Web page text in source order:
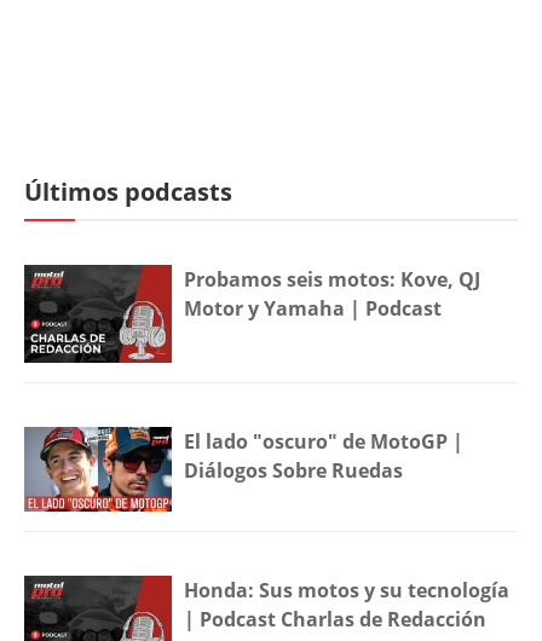
Últimos podcasts
Probamos seis motos: Kove, QJ
Motor y Yamaha | Podcast
El lado "oscuro" de MotoGP |
Diálogos Sobre Ruedas
Honda: Sus motos y su tecnología
| Podcast Charlas de Redacción